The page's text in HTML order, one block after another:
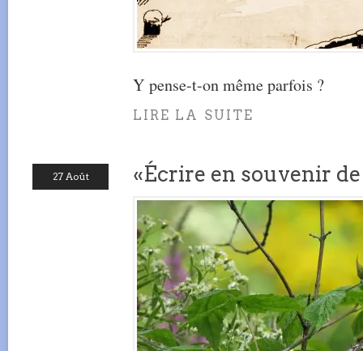
Y pense-t-on même parfois ?
LIRE LA SUITE
27 Août «Écrire en souvenir